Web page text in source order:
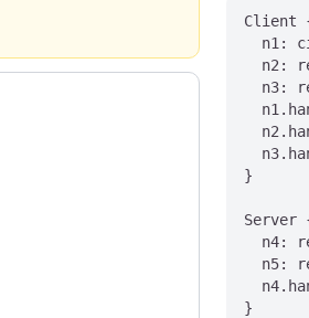
Client
n1:
n2:
n3:
}
Server
n4:
n5:
}